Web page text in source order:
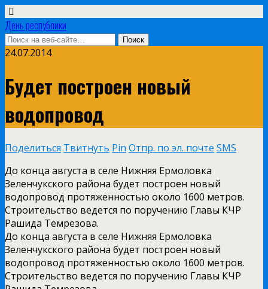
День республики
24.07.2014
Будет построен новый
водопровод
Поделиться Твитнуть Pin Отпр. по эл. почте SMS
До конца августа в селе Нижняя Ермоловка
Зеленчукского района будет построен новый
водопровод протяженностью около 1600 метров.
Строительство ведется по поручению Главы КЧР
Рашида Темрезова.
До конца августа в селе Нижняя Ермоловка
Зеленчукского района будет построен новый
водопровод протяженностью около 1600 метров.
Строительство ведется по поручению Главы КЧР